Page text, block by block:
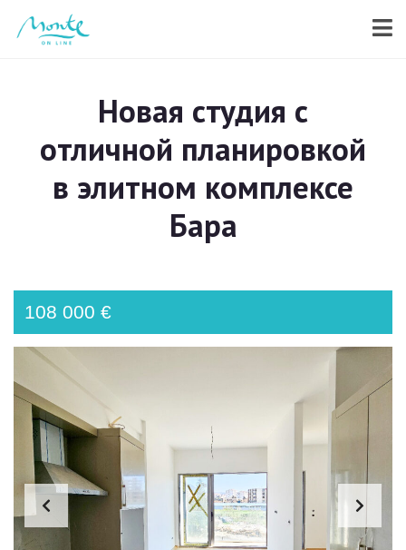
Новая студия с
отличной планировкой
в элитном комплексе
Бара
108 000 €